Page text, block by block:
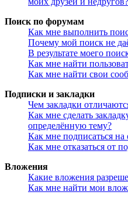
Поиск по форумам
Как мне выполнить
Почему мой поиск не
В результате моего
Как мне найти
Как мне найти свои
Подписки и закладки
Чем закладки
Как мне сделать
определённую тему?
Как мне подписаться
Как мне отказаться от
Вложения
Какие вложения
Как мне найти мои